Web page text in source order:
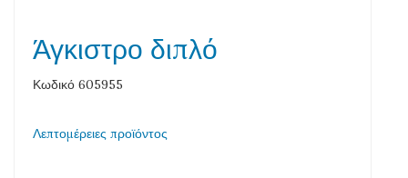
Άγκιστρο διπλό
Κωδικό 605955
Λεπτομέρειες προϊόντος